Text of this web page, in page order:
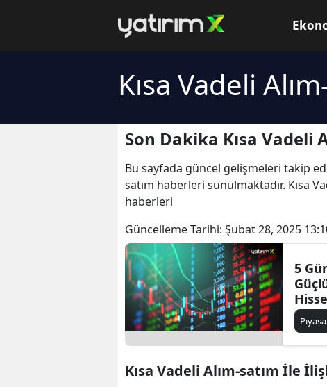
Kısa Vadeli
Son Dakika Kısa Vadeli
Bu sayfada güncel gelişmeleri takip
satım haberleri sunulmaktadır. Kısa
haberleri
Güncelleme Tarihi: Şubat 28, 2025
5
Hisse
Piyasa
Kısa Vadeli Alım-satım İle